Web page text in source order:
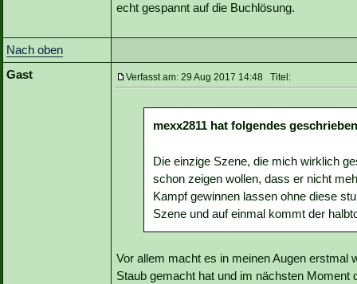
echt gespannt auf die Buchlösung.
Nach oben
Gast
Verfasst am: 29 Aug 2017 14:48 Titel:
mexx2811 hat folgendes
Die einzige Szene, die mich wirklich
schon zeigen wollen, dass er nicht
Kampf gewinnen lassen ohne diese
Szene und auf einmal kommt der
Vor allem macht es in meinen Augen erstmal
Staub gemacht hat und im nächsten